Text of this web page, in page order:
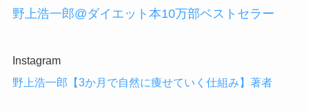
野上浩一郎@ダイエット本10万部ベストセラー
Instagram
野上浩一郎【3か月で自然に痩せていく仕組み】著者